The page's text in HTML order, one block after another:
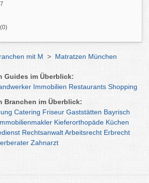
(0)
mit M > Matratzen München
Guides im Überblick:
Immobilien Restaurants Shopping
Branchen im Überblick:
Catering Friseur Gaststätten Bayrisch
Kieferorthopäde Küchen
RechtsanwaltArbeitsrecht Erbrecht
Zahnarzt